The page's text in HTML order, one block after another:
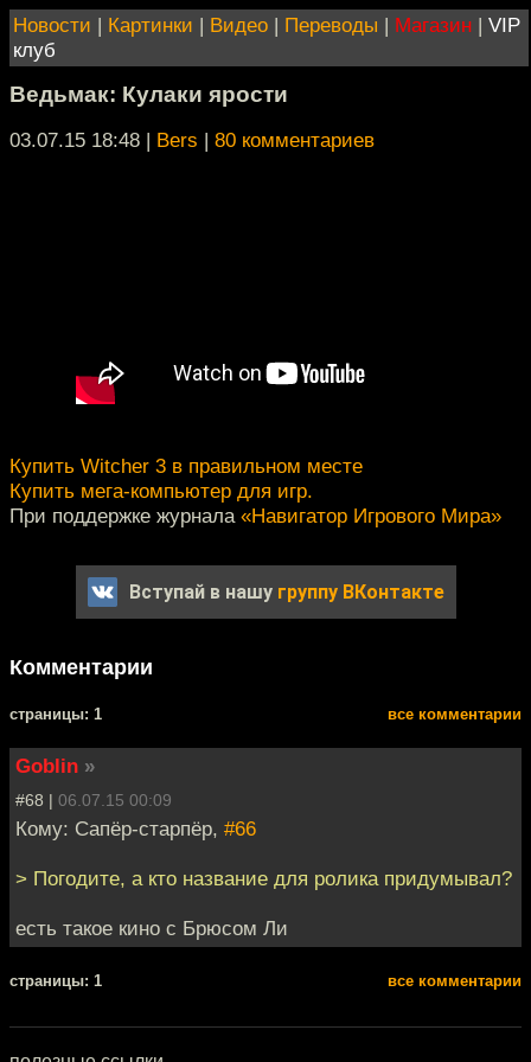
Новости | Картинки | Видео | Переводы | Магазин | VIP
клуб
Ведьмак: Кулаки ярости
03.07.15 18:48 | Bers | 80 комментариев
Купить Witcher 3 в правильном месте
Купить мега-компьютер для игр.
При поддержке журнала «Навигатор Игрового Мира»
Вступай в нашу группу ВКонтакте
Комментарии
cтраницы: 1 все комментарии
Goblin »
#68 | 06.07.15 00:09
Кому: Сапёр-старпёр, #66
> Погодите, а кто название для ролика придумывал?
есть такое кино с Брюсом Ли
cтраницы: 1 все комментарии